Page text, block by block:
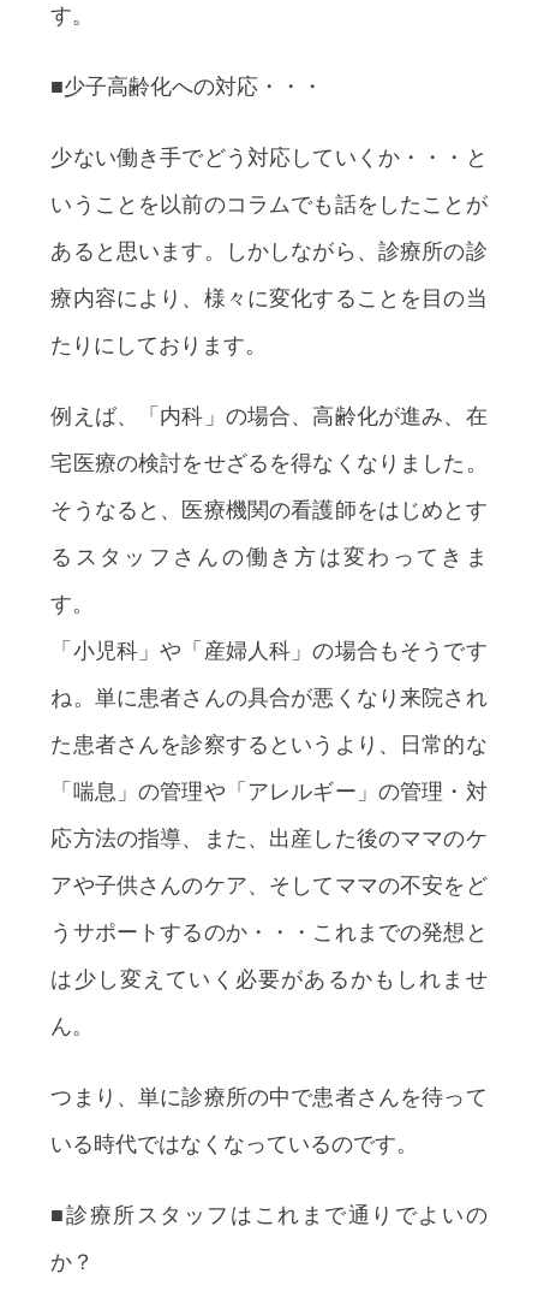
す。
■少子高齢化への対応・・・
少ない働き手でどう対応していくか・・・と
いうことを以前のコラムでも話をしたことが
あると思います。しかしながら、診療所の診
療内容により、様々に変化することを目の当
たりにしております。
例えば、「内科」の場合、高齢化が進み、在
宅医療の検討をせざるを得なくなりました。
そうなると、医療機関の看護師をはじめとす
るスタッフさんの働き方は変わってきま
す。
「小児科」や「産婦人科」の場合もそうです
ね。単に患者さんの具合が悪くなり来院され
た患者さんを診察するというより、日常的な
「喘息」の管理や「アレルギー」の管理・対
応方法の指導、また、出産した後のママのケ
アや子供さんのケア、そしてママの不安をど
うサポートするのか・・・これまでの発想と
は少し変えていく必要があるかもしれませ
ん。
つまり、単に診療所の中で患者さんを待って
いる時代ではなくなっているのです。
■診療所スタッフはこれまで通りでよいの
か？